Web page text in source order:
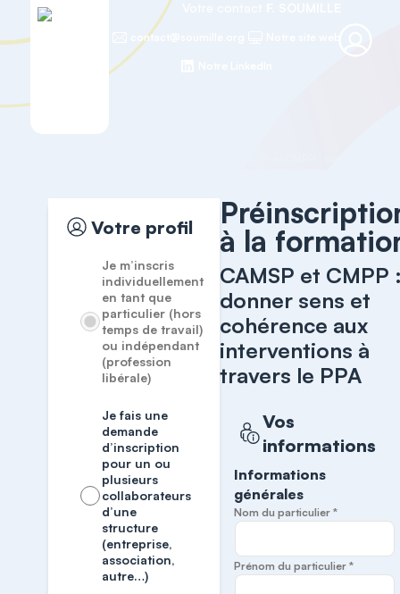
contact@soumille.org
Votre profil
Je m’inscris
individuellement
en tant que
particulier (hors
temps de travail)
ou indépendant
(profession
libérale)
Je fais une
demande
d’inscription
pour un ou
plusieurs
collaborateurs
d’une
structure
(entreprise,
association,
autre…)
à la
CAMSP et CMPP
donner sens et
cohérence aux
interventions à
travers le PPA
Vos
informations
Informations
générales
Nom du particulier *
Prénom du particulier *